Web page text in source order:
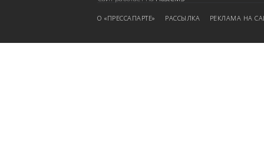
О «ПРЕССАПАРТЕ» РАССЫЛКА РЕКЛАМА НА